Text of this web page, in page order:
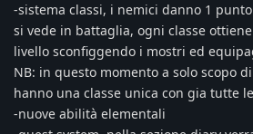
-sistema classi, i nemici danno 1
si vede in battaglia, ogni classe
livello sconfiggendo i mostri ed
NB: in questo momento a solo scopo
hanno una classe unica con gia tutte
-nuove abilità elementali